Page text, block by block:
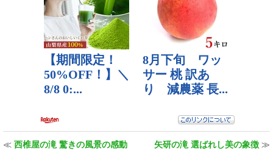
≪ 西椎屋の滝 驚きの風景の感動 矢研の滝 選ばれし美の象徴 ≫